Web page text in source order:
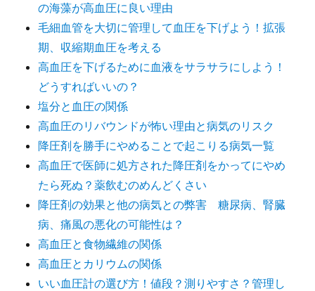
の海藻が高血圧に良い理由
毛細血管を大切に管理して血圧を下げよう！拡張
期、収縮期血圧を考える
高血圧を下げるために血液をサラサラにしよう！
どうすればいいの？
塩分と血圧の関係
高血圧のリバウンドが怖い理由と病気のリスク
降圧剤を勝手にやめることで起こりる病気一覧
高血圧で医師に処方された降圧剤をかってにやめ
たら死ぬ？薬飲むのめんどくさい
降圧剤の効果と他の病気との弊害 糖尿病、腎臓
病、痛風の悪化の可能性は？
高血圧と食物繊維の関係
高血圧とカリウムの関係
いい血圧計の選び方！値段？測りやすさ？管理し